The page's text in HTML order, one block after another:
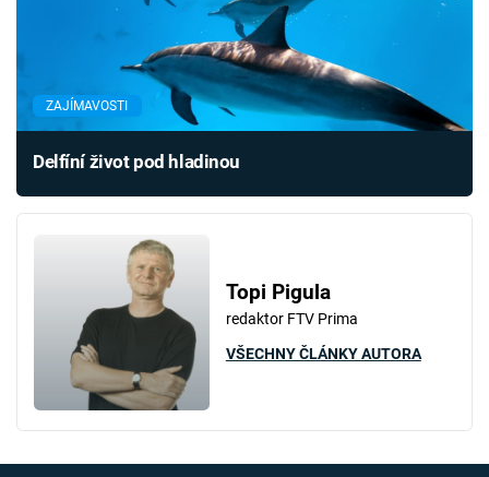
ZAJÍMAVOSTI
Delfíní život pod hladinou
Topi Pigula
redaktor FTV Prima
VŠECHNY ČLÁNKY AUTORA